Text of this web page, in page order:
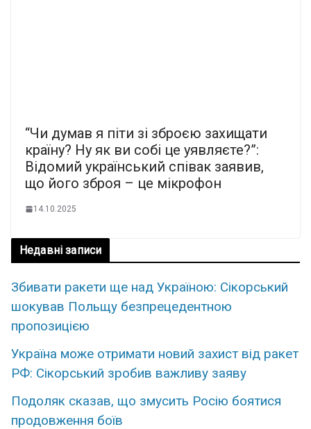
“Чи думав я піти зі зброєю захищати
країну? Ну як ви собі це уявляєте?”:
Відомий український співак заявив,
що його зброя – це мікрофон
14.10.2025
Недавні записи
Збивати ракети ще над Україною: Сікорський
шокував Польщу безпрецедентною
пропозицією
Україна може отримати новий захист від ракет
РФ: Сікорський зробив важливу заяву
Подоляк сказав, що змусить Росію боятися
продовження боїв